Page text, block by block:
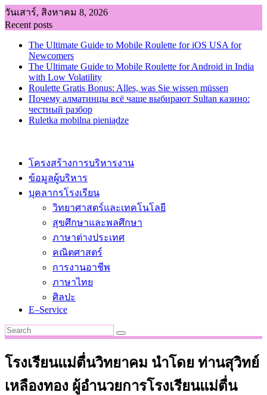
Skip
to
content
วันเสาร์, สิงหาคม 8, 2026
Recent posts
The Ultimate Guide to Mobile Roulette for iOS USA for
Newcomers
The Ultimate Guide to Mobile Roulette for Android in India
with Low Volatility
Roulette Gratis Bonus: Alles, was Sie wissen müssen
Почему алматинцы всё чаще выбирают Sultan казино:
честный разбор
Ruletka mobilna pieniądze
โครงสร้างการบริหารงาน
ข้อมูลผู้บริหาร
บุคลากรโรงเรียน
วิทยาศาสตร์และเทคโนโลยี
สุขศึกษาและพลศึกษา
ภาษาต่างประเทศ
คณิตศาสตร์
การงานอาชีพ
ภาษาไทย
ศิลปะ
E–Service
โรงเรียนแม่ตื่นวิทยาคม นำโดย ท่านสุวิทย์
เหลืองทอง ผู้อำนวยการโรงเรียนแม่ตื่น